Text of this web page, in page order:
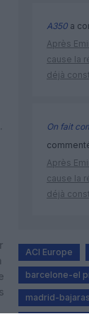
A350 a
Après
cause la
déjà
On fait
Après
cause la
déjà
ACI Europe
barcelone-el
madrid-bajaras